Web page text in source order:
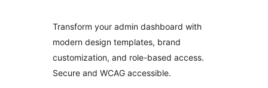
Transform your admin dashboard with
modern design templates, brand
customization, and role-based access.
Secure and WCAG accessible.